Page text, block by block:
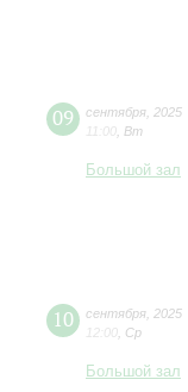
09 сентября 2025
11:00 Вт
Большой зал
10 сентября 2025
12:00 Ср
Большой зал